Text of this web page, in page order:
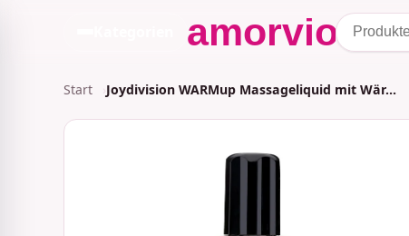
Start Joydivision WARMup Massageliquid mit Wär…